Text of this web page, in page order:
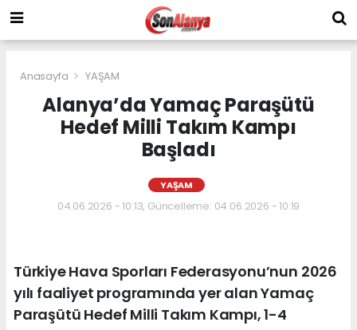
Anasayfa YAŞAM
Alanya’da Yamaç Paraşütü
Hedef Milli Takım Kampı
Başladı
YAŞAM
04.06.2026 - 10:13, Güncelleme: 04.06.2026 - 10:19
Türkiye Hava Sporları Federasyonu’nun 2026
yılı faaliyet programında yer alan Yamaç
Paraşütü Hedef Milli Takım Kampı, 1-4